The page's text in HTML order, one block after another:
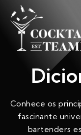
Conhece os
fascinante
bartenders